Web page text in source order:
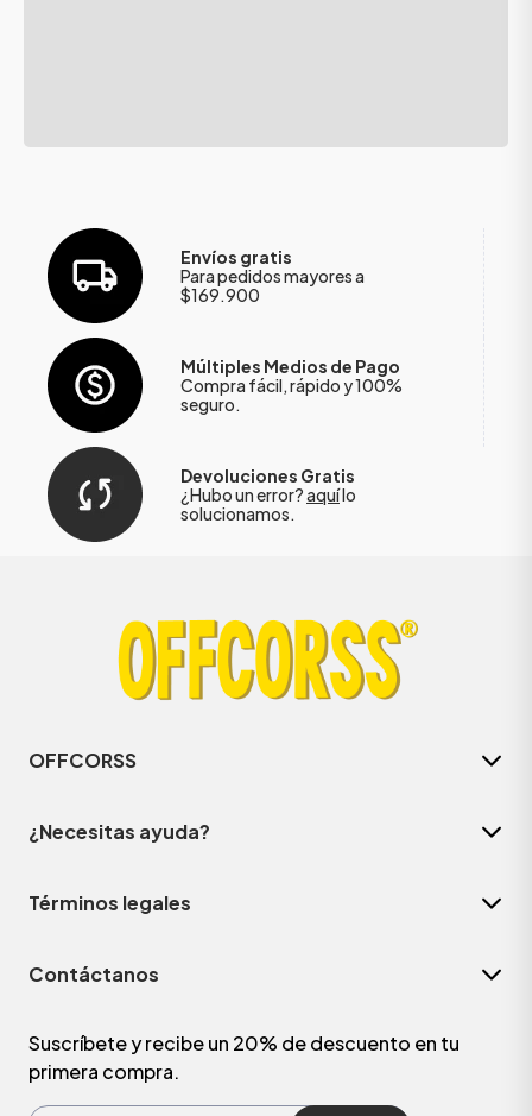
Envíos gratis
Para pedidos mayores a
$169.900
Múltiples Medios de Pago
Compra fácil, rápido y 100%
seguro.
Devoluciones Gratis
¿Hubo un error?aquílo
solucionamos.
OFFCORSS
¿Necesitas ayuda?
Términos legales
Contáctanos
Suscríbete y recibe un 20% de descuento en tu
primera compra.